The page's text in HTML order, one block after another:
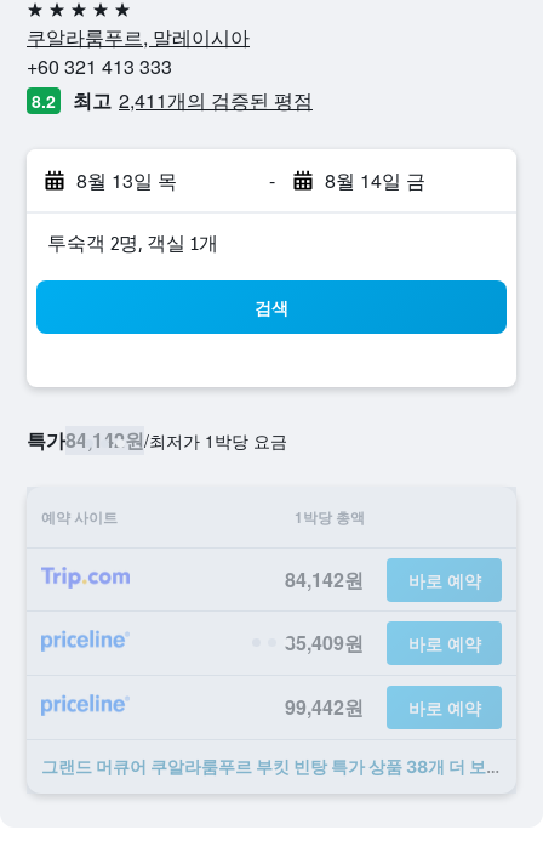
5성급
쿠알라룸푸르, 말레이시아
+60 321 413 333
8.2 최고 2,411개의 검증된 평점
8월 13일 목 - 8월 14일 금
​투숙객 2​명, ​객실 1개
검색
특가84,142원/​최저가 1박당 요금
예약 사이트 1박당 총액
84,142원 바로 예약
85,409원 바로 예약
99,442원 바로 예약
그랜드 머큐어 쿠알라룸푸르 부킷 빈탕 ​특가 ​상품 38개 ​더 ​보기